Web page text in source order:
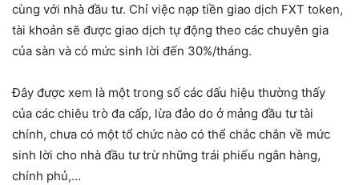
cùng với nhà đầu tư. Chỉ việc nạp tiền giao dịch FXT token,
tài khoản sẽ được giao dịch tự động theo các chuyên gia
của sàn và có mức sinh lời đến 30%/tháng.
Đây được xem là một trong số các dấu hiệu thường thấy
của các chiêu trò đa cấp, lừa đảo do ở mảng đầu tư tài
chính, chưa có một tổ chức nào có thể chắc chắn về mức
sinh lời cho nhà đầu tư trừ những trái phiếu ngân hàng,
chính phủ,…